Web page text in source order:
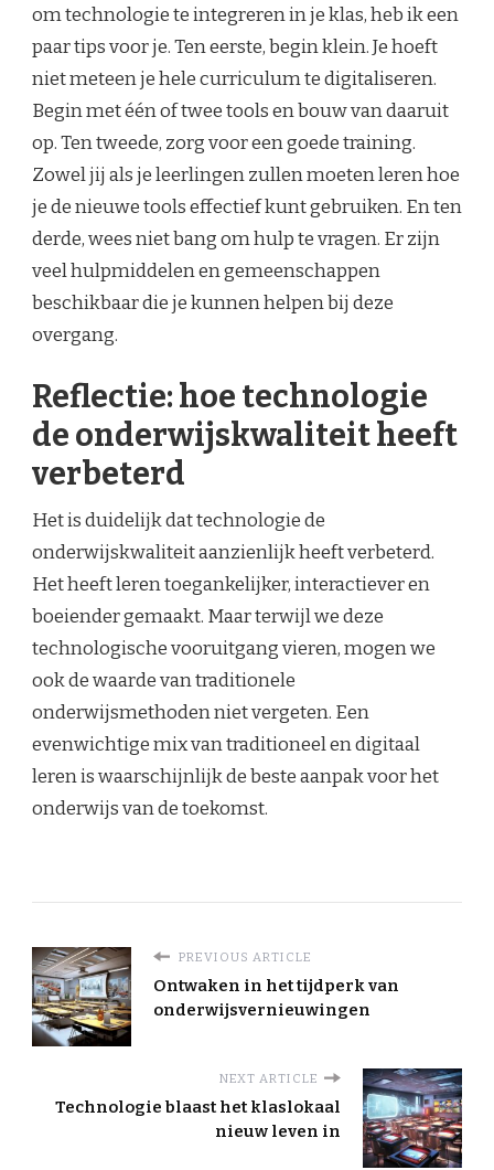
om technologie te integreren in je klas, heb ik een
paar tips voor je. Ten eerste, begin klein. Je hoeft
niet meteen je hele curriculum te digitaliseren.
Begin met één of twee tools en bouw van daaruit
op. Ten tweede, zorg voor een goede training.
Zowel jij als je leerlingen zullen moeten leren hoe
je de nieuwe tools effectief kunt gebruiken. En ten
derde, wees niet bang om hulp te vragen. Er zijn
veel hulpmiddelen en gemeenschappen
beschikbaar die je kunnen helpen bij deze
overgang.
Reflectie: hoe technologie
de onderwijskwaliteit heeft
verbeterd
Het is duidelijk dat technologie de
onderwijskwaliteit aanzienlijk heeft verbeterd.
Het heeft leren toegankelijker, interactiever en
boeiender gemaakt. Maar terwijl we deze
technologische vooruitgang vieren, mogen we
ook de waarde van traditionele
onderwijsmethoden niet vergeten. Een
evenwichtige mix van traditioneel en digitaal
leren is waarschijnlijk de beste aanpak voor het
onderwijs van de toekomst.
PREVIOUS ARTICLE
Ontwaken in het tijdperk van
onderwijsvernieuwingen
NEXT ARTICLE
Technologie blaast het klaslokaal
nieuw leven in